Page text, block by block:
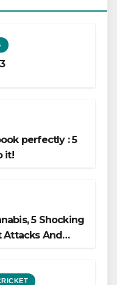
perfectly : 5
it!
5 Shocking
Attacks And